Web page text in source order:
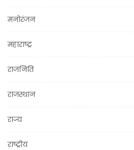
मनोरंजन
महाराष्ट्र
राजनिति
राजस्थान
राज्य
राष्ट्रीय